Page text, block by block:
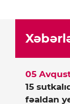
15
fəaldan
05